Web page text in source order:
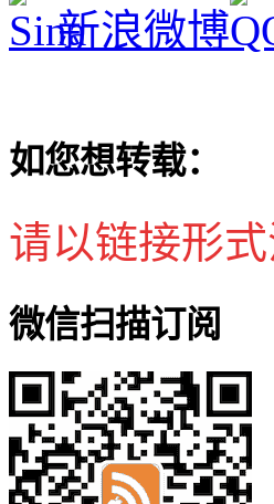
新浪微博
如您想转载：
请以链接形
微信扫描订阅